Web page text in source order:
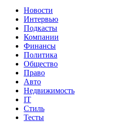
Новости
Интервью
Подкасты
Компании
Финансы
Политика
Общество
Право
Авто
Недвижимость
IT
Стиль
Тесты